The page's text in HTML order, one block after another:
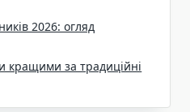
2026: огляд
кращими за традиційні